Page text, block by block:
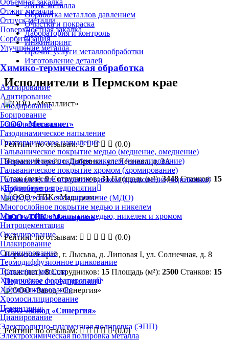
Отжиг металла
Отпуск металла
Поверхностная закалка
Сорбитизация
Улучшение металла
Химико-термическая обработка
Азотирование
Алитирование
Анодирование
Борирование
Бороалитирование
Газодинамическое напыление
Газотермическое напыление
Гальваническое покрытие медью (меднение, омеднение)
Гальваническое покрытие никелем (никелирование)
Гальваническое покрытие хромом (хромирование)
Гальваническое покрытие цинком (цинкование, оцинковка)
Карбонитрация
Микродуговое оксидирование (МДО)
Многослойное покрытие медью и никелем
Многослойное покрытие медью, никелем и хромом
Нитроцементация
Оксидирование
Плакирование
Силицирование
Термодиффузионное цинкование
Травление металла
Химическое фосфатирование
Хромоалитирование
Хромосилицирование
Цементация
Цианирование
Электролитно-плазменная полировка (ЭПП)
Электрохимическая полировка металла
Литьё металла
Обработка металлов давлением
Очистка и покраска
Лаборатория и контроль
Инжиниринг
Прочие услуги металлообработки
Изготовление деталей
Исполнители в Пермском крае
ООО «Металлист»
Рейтинг по отзывам:
(0.0)
Пермский край, г. Добрянка, ул. Леонова, д. 3А
Стаж (лет):9 Сотрудников:31 Площадь (м²):3448 Станков: 15
Подробнее о предприятии
ООО «ТПК «Машпром»
Рейтинг по отзывам:
(0.0)
Пермский край, г. Лысьва, д. Липовая I, ул. Солнечная, д. 8
Стаж (лет):8 Сотрудников: 15 Площадь (м²): 2500 Станков: 15
Подробнее о предприятии
ООО «Завод «Синергия»
Рейтинг по отзывам:
(0.0)